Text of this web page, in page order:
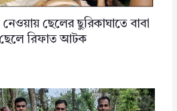
ছেলের ছুরিকাঘাতে বাবা
রিফাত আটক